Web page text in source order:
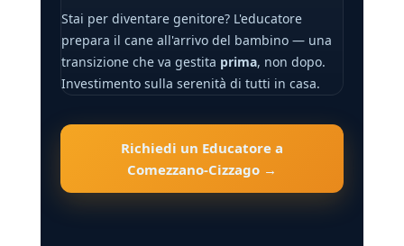
Stai per diventare genitore? L'educatore
prepara il cane all'arrivo del bambino — una
transizione che va gestita prima, non dopo.
Investimento sulla serenità di tutti in casa.
Richiedi un Educatore a
Comezzano-Cizzago →